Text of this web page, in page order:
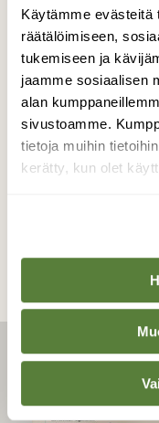
Käytämme evästeitä
räätälöimiseen,
tukemiseen ja
jaamme sosiaalisen
alan
sivustoamme.
tietoja muihin
kerätty, kun olet
Oi